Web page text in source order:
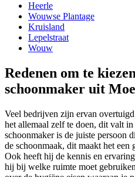
Heerle
Wouwse Plantage
Kruisland
Lepelstraat
Wouw
Redenen om te
schoonmaker uit
Veel bedrijven zijn ervan
het allemaal zelf te doen, dit valt
schoonmaker is de juiste persoon
de schoonmaak, dit maakt het een
Ook heeft hij de kennis en
hij bij welke ruimte moet